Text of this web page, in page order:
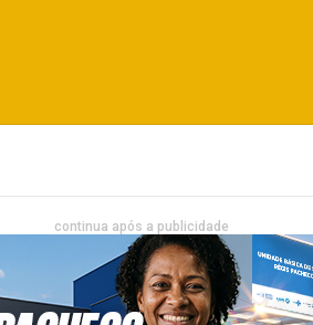
continua após a publicidade